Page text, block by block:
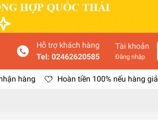
Hỗ trợ khách hàng
Tel: 02462620585
Tài khoản
Đăng nhập
hàng Hoàn tiền 100% nếu hàng giả